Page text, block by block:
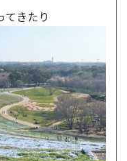
てきたり